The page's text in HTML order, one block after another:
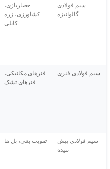
سیم فولادی
گالوانیزه
حصاربازی،
کشاورزی، زره
کابلی
سیم فولادی فنری
فنرهای مکانیکی،
فنرهای تشک
سیم فولادی پیش
تنیده
تقویت بتنی، پل ها